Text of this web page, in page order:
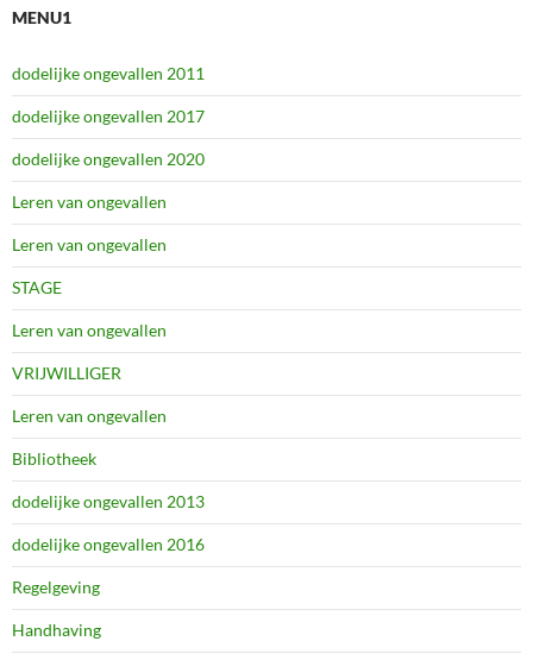
MENU1
dodelijke ongevallen 2011
dodelijke ongevallen 2017
dodelijke ongevallen 2020
Leren van ongevallen
Leren van ongevallen
STAGE
Leren van ongevallen
VRIJWILLIGER
Leren van ongevallen
Bibliotheek
dodelijke ongevallen 2013
dodelijke ongevallen 2016
Regelgeving
Handhaving